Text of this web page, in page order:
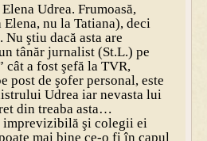
Udrea. Frumoasă,
Elena, nu la Tatiana), deci
Nu ştiu dacă asta are
tânăr jurnalist (St.L.) pe
cât a fost şefă la TVR,
de şofer personal, este
Udrea iar nevasta lui
din treaba asta…
imprevizibilă şi colegii ei
mai bine ce-o fi în capul